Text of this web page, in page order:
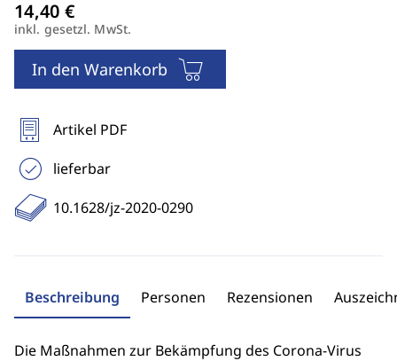
inkl. gesetzl. MwSt.
In den Warenkorb
Artikel PDF
lieferbar
10.1628/jz-2020-0290
Beschreibung Personen Rezensionen
Die Maßnahmen zur Bekämpfung des Corona-Virus